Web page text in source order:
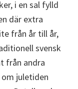
i en sal fylld
där extra
från år till år,
svensk
från andra
juletiden